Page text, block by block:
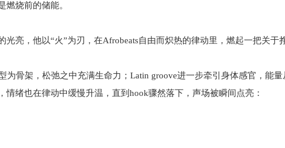
燃烧前的储能。
光亮，他以“火”为刃，在Afrobeats自由而炽热的律动里，燃起一把关于
为骨架，松弛之中充满生命力；Latin groove进一步牵引身体感官，能
情绪也在律动中缓慢升温，直到hook骤然落下，声场被瞬间点亮：